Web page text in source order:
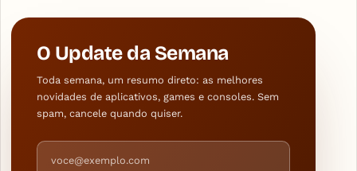
O Update da Semana
Toda semana, um resumo direto: as melhores
novidades de aplicativos, games e consoles. Sem
spam, cancele quando quiser.
Endereço de e-mail